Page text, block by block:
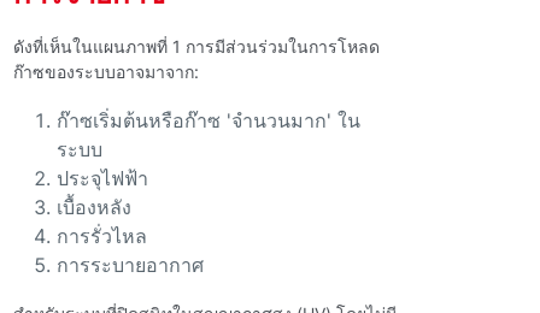
ดังที่เห็นในแผนภาพที่ 1 การมีส่วนร่วมในการโหลด
ก๊าซของระบบอาจมาจาก:
ก๊าซเริ่มต้นหรือก๊าซ 'จํานวนมาก' ใน
ระบบ
ประจุไฟฟ้า
เบื้องหลัง
การรั่วไหล
การระบายอากาศ